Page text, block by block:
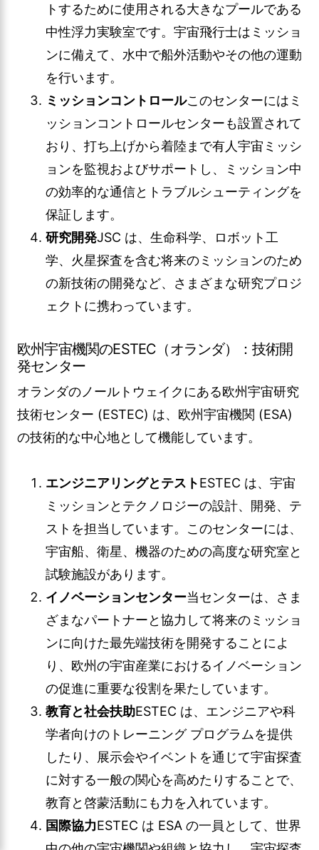
トするために使用される大きなプールである
中性浮力実験室です。宇宙飛行士はミッショ
ンに備えて、水中で船外活動やその他の運動
を行います。
ミッションコントロールこのセンターにはミ
ッションコントロールセンターも設置されて
おり、打ち上げから着陸まで有人宇宙ミッシ
ョンを監視およびサポートし、ミッション中
の効率的な通信とトラブルシューティングを
保証します。
研究開発JSC は、生命科学、ロボット工
学、火星探査を含む将来のミッションのため
の新技術の開発など、さまざまな研究プロジ
ェクトに携わっています。
欧州宇宙機関のESTEC（オランダ）：技術開
発センター
オランダのノールトウェイクにある欧州宇宙研究
技術センター (ESTEC) は、欧州宇宙機関 (ESA)
の技術的な中心地として機能しています。
エンジニアリングとテストESTEC は、宇宙
ミッションとテクノロジーの設計、開発、テ
ストを担当しています。このセンターには、
宇宙船、衛星、機器のための高度な研究室と
試験施設があります。
イノベーションセンター当センターは、さま
ざまなパートナーと協力して将来のミッショ
ンに向けた最先端技術を開発することによ
り、欧州の宇宙産業におけるイノベーション
の促進に重要な役割を果たしています。
教育と社会扶助ESTEC は、エンジニアや科
学者向けのトレーニング プログラムを提供
したり、展示会やイベントを通じて宇宙探査
に対する一般の関心を高めたりすることで、
教育と啓蒙活動にも力を入れています。
国際協力ESTEC は ESA の一員として、世界